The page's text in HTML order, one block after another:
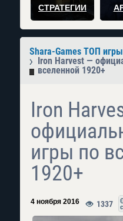
СТРАТЕГИИ
Shara-Games ТОП игры
Iron Harvest —
вселенной 1920+
Iron
игры по
1920+
4 ноября 2016 1337